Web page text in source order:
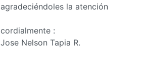
agradeciéndoles la atención
cordialmente :
Jose Nelson Tapia R.